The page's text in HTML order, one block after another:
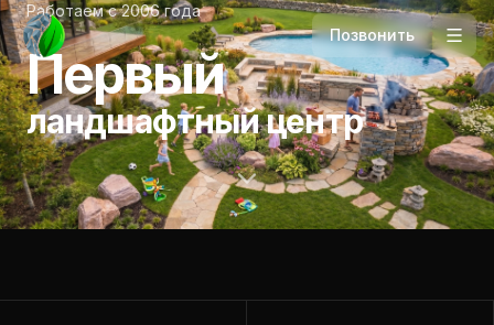
Позвонить
Работаем с 2006 года
Первый
ландшафтный центр